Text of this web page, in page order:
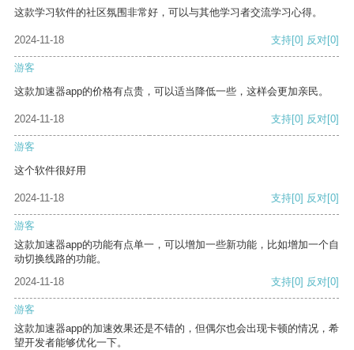
这款学习软件的社区氛围非常好，可以与其他学习者交流学习心得。
2024-11-18 支持[0] 反对[0]
游客
这款加速器app的价格有点贵，可以适当降低一些，这样会更加亲民。
2024-11-18 支持[0] 反对[0]
游客
这个软件很好用
2024-11-18 支持[0] 反对[0]
游客
这款加速器app的功能有点单一，可以增加一些新功能，比如增加一个自
动切换线路的功能。
2024-11-18
支持[0] 反对[0]
游客
这款加速器app的加速效果还是不错的，但偶尔也会出现卡顿的情况，希
望开发者能够优化一下。